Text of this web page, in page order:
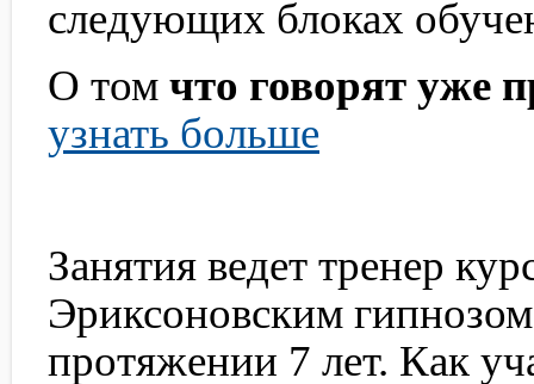
следующих блоках
О том что говорят уже
узнать больше
Занятия ведет тренер
Эриксоновским
протяжении 7 лет. Как